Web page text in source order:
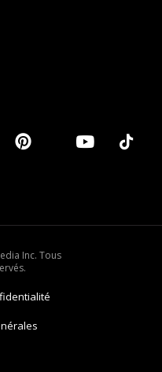
Inc. Tous